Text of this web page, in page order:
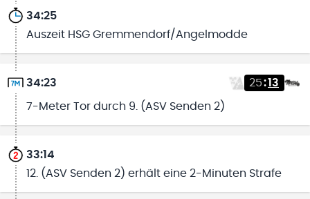
34:25
Auszeit HSG Gremmendorf/Angelmodde
34:23 25:13
7-Meter Tor durch 9. (ASV Senden 2)
33:14
12. (ASV Senden 2) erhält eine 2-Minuten Strafe